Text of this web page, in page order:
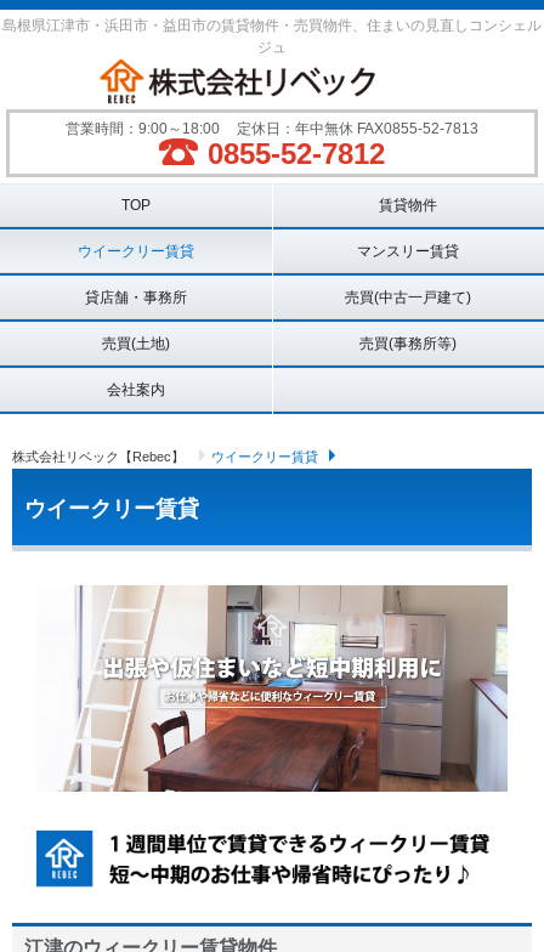
島根県江津市・浜田市・益田市の賃貸物件・売買物件、住まいの見直しコンシェル
ジュ
営業時間：9:00～18:00 定休日：年中無休 FAX0855-52-7813
0855-52-7812
TOP 賃貸物件
ウイークリー賃貸 マンスリー賃貸
貸店舗・事務所 売買(中古一戸建て)
売買(土地) 売買(事務所等)
会社案内
株式会社リベック【Rebec】 ウイークリー賃貸
ウイークリー賃貸
江津のウィークリー賃貸物件